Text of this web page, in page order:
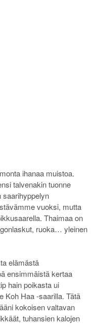
ihanaa muistoa.
talvenakin tuonne
saarihyppelyn
vuoksi, mutta
Thaimaa on
ruoka… yleinen
elämästä
ensimmäistä kertaa
hain poikasta ui
Koh Haa -saarilla. Tätä
kokoisen valtavan
tuhansien kalojen